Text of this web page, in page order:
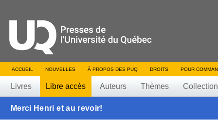
ACCUEIL NOUVELLES À PROPOS DES PUQ DROITS POUR
Livres Libre accès Auteurs Thèmes
Merci Henri et au revoir!